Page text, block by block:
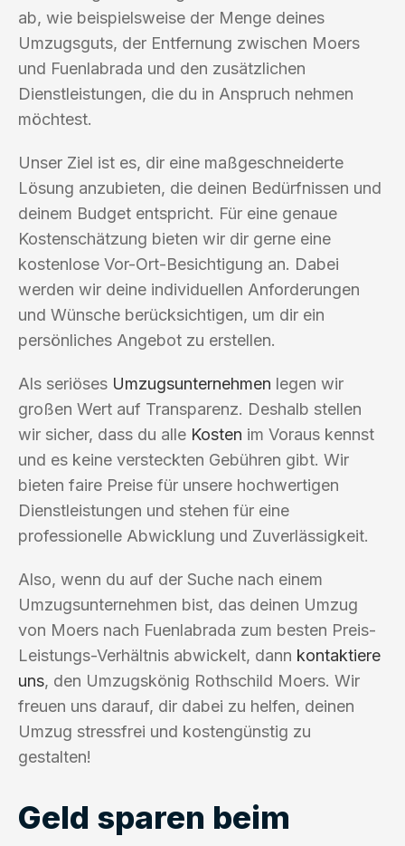
ab, wie beispielsweise der Menge deines
Umzugsguts, der Entfernung zwischen Moers
und Fuenlabrada und den zusätzlichen
Dienstleistungen, die du in Anspruch nehmen
möchtest.
Unser Ziel ist es, dir eine maßgeschneiderte
Lösung anzubieten, die deinen Bedürfnissen und
deinem Budget entspricht. Für eine genaue
Kostenschätzung bieten wir dir gerne eine
kostenlose Vor-Ort-Besichtigung an. Dabei
werden wir deine individuellen Anforderungen
und Wünsche berücksichtigen, um dir ein
persönliches Angebot zu erstellen.
Als seriöses Umzugsunternehmen legen wir
großen Wert auf Transparenz. Deshalb stellen
wir sicher, dass du alle Kosten im Voraus kennst
und es keine versteckten Gebühren gibt. Wir
bieten faire Preise für unsere hochwertigen
Dienstleistungen und stehen für eine
professionelle Abwicklung und Zuverlässigkeit.
Also, wenn du auf der Suche nach einem
Umzugsunternehmen bist, das deinen Umzug
von Moers nach Fuenlabrada zum besten Preis-
Leistungs-Verhältnis abwickelt, dann kontaktiere
uns, den Umzugskönig Rothschild Moers. Wir
freuen uns darauf, dir dabei zu helfen, deinen
Umzug stressfrei und kostengünstig zu
gestalten!
Geld sparen beim